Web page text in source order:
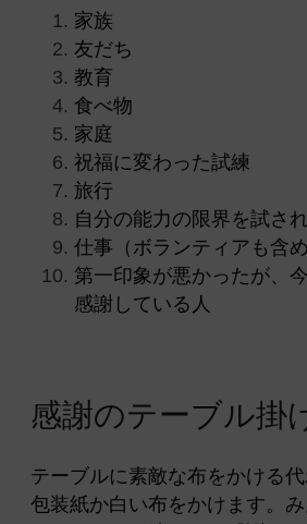
家族
友だち
教育
食べ物
家庭
祝福に変わった試練
旅行
自分の能力の限界を試さ
仕事（ボランティアも含め
第一印象が悪かったが、
感謝している人
感謝のテーブル掛
テーブルに素敵な布をかける
包装紙か白い布をかけます。